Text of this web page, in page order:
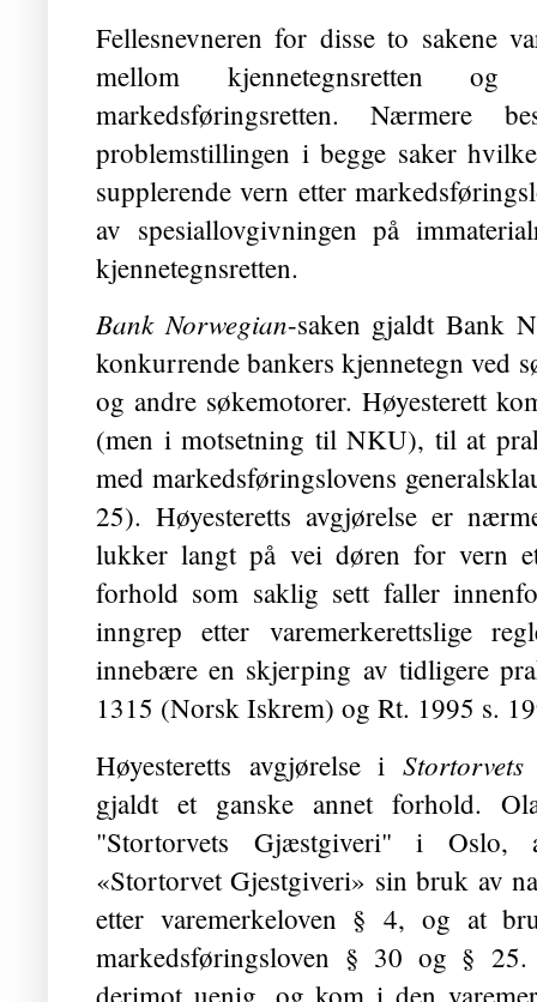
Fellesnevneren for disse to sakene
mellom kjennetegnsretten
markedsføringsretten. Nærmere
problemstillingen i begge saker
supplerende vern etter
av spesiallovgivningen på
kjennetegnsretten.
Bank Norwegian-saken gjaldt Bank
konkurrende bankers kjennetegn ved
og andre søkemotorer. Høyesterett
(men i motsetning til NKU), til at
med markedsføringslovens
25). Høyesteretts avgjørelse er
lukker langt på vei døren for vern
forhold som saklig sett faller
inngrep etter varemerkerettslige
innebære en skjerping av tidligere
1315 (Norsk Iskrem) og Rt. 1995 s.
Høyesteretts avgjørelse i
gjaldt et ganske annet forhold.
"Stortorvets Gjæstgiveri" i Oslo,
«Stortorvet Gjestgiveri» sin bruk av
etter varemerkeloven § 4, og at
markedsføringsloven § 30 og § 25.
derimot uenig, og kom i den